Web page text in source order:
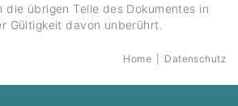
die übrigen Teile des Doku­mentes in
Gültig­keit davon unbe­rührt.
Home Daten­schutz